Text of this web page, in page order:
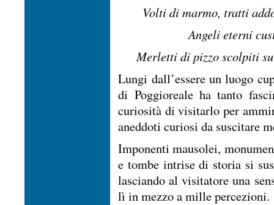
Volti di marmo, tratti
Angeli eterni
Merletti di pizzo scolpiti
Lungi dall’essere un luogo
di Poggioreale ha tanto
curiosità di visitarlo per
aneddoti curiosi da suscitare
Imponenti mausolei,
e tombe intrise di storia si
lasciando al visitatore una
lì in mezzo a mille percezioni.